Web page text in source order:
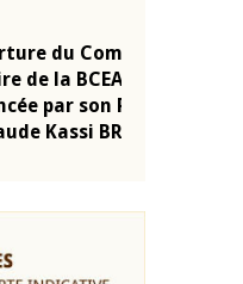
de
du 4
Président
BROU